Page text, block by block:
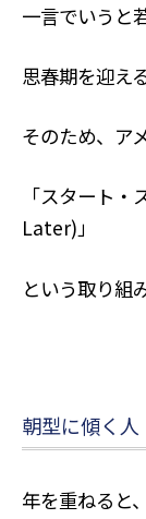
一言でいうと
思春期を迎え
そのため、ア
「スタート
Later)」
という取り組
朝型に傾く人
年を重ねると